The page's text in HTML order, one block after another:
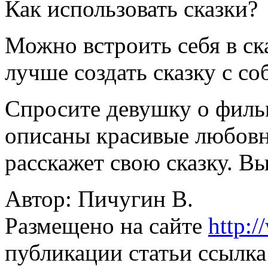
Как использовать сказки?
Можно встроить себя в
лучше создать сказку с
Спросите девушку о
описаны красивые
расскажет свою сказку.
Автор: Пичугин В.
Размещено на сайте
публикации статьи